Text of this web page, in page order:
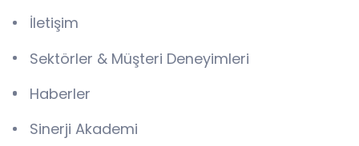
İletişim
Sektörler & Müşteri Deneyimleri
Haberler
Sinerji Akademi